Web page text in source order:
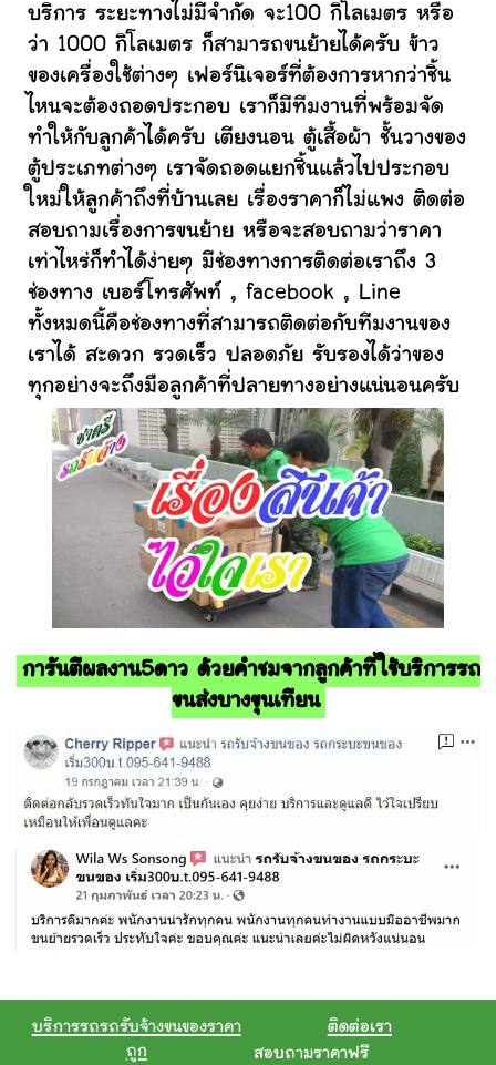
บริการ ระยะทางไม่มีจำกัด จะ100 กิโลเมตร หรือ
ว่า 1000 กิโลเมตร ก็สามารถขนย้ายได้ครับ ข้าว
ของเครื่องใช้ต่างๆ เฟอร์นิเจอร์ที่ต้องการหากว่าชิ้น
ไหนจะต้องถอดประกอบ เราก็มีทีมงานที่พร้อมจัด
ทำให้กับลูกค้าได้ครับ เตียงนอน ตู้เสื้อผ้า ชั้นวางของ
ตู้ประเภทต่างๆ เราจัดถอดแยกชิ้นแล้วไปประกอบ
ใหม่ให้ลูกค้าถึงที่บ้านเลย เรื่องราคาก็ไม่แพง ติดต่อ
สอบถามเรื่องการขนย้าย หรือจะสอบถามว่าราคา
เท่าไหร่ก็ทำได้ง่ายๆ มีช่องทางการติดต่อเราถึง 3
ช่องทาง เบอร์โทรศัพท์ , facebook , Line
ทั้งหมดนี้คือช่องทางที่สามารถติดต่อกับทีมงานของ
เราได้ สะดวก รวดเร็ว ปลอดภัย รับรองได้ว่าของ
ทุกอย่างจะถึงมือลูกค้าที่ปลายทางอย่างแน่นอนครับ
การันตีผลงาน5ดาว ด้วยคำชมจากลูกค้าที่ใช้บริการรถ
ขนส่งบางขุนเทียน
บริการรถรถรับจ้างขนของราคา
ถูก
ติดต่อเรา
สอบถามราคาฟรี